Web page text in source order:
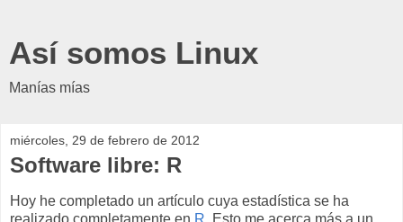
Así somos Linux
Manías mías
miércoles, 29 de febrero de 2012
Software libre: R
Hoy he completado un artículo cuya estadística se ha
realizado completamente en R. Esto me acerca más a un